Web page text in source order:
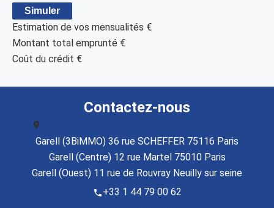
Simuler
Estimation de vos mensualités €
Montant total emprunté €
Coût du crédit €
Contactez-nous
Garell (3BiMMO) 36 rue SCHEFFER 75116 Paris
Garell (Centre) 12 rue Martel 75010 Paris
Garell (Ouest) 11 rue de Rouvray Neuilly sur seine
+33 1 44 79 00 62